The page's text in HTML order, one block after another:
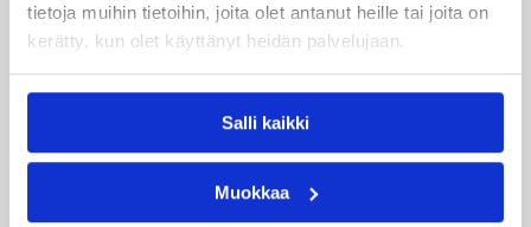
tietoja muihin tietoihin, joita olet antanut heille tai joita on
kerätty, kun olet käyttänyt heidän palvelujaan.
Salli kaikki
Muokkaa